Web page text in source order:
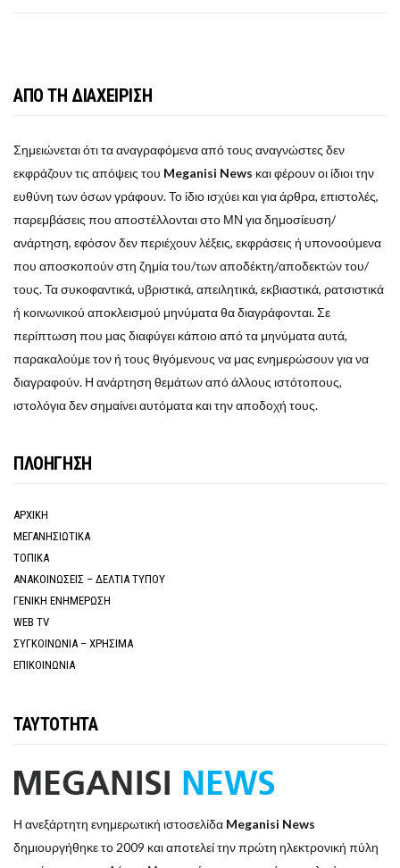
ΑΠΟ ΤΗ ΔΙΑΧΕΙΡΙΣΗ
Σημειώνεται ότι τα αναγραφόμενα από τους αναγνώστες δεν
εκφράζουν τις απόψεις του Meganisi News και φέρουν οι ίδιοι την
ευθύνη των όσων γράφουν. Το ίδιο ισχύει και για άρθρα, επιστολές,
παρεμβάσεις που αποστέλλονται στο ΜΝ για δημοσίευση/
ανάρτηση, εφόσον δεν περιέχουν λέξεις, εκφράσεις ή υπονοούμενα
που αποσκοπούν στη ζημία του/των αποδέκτη/αποδεκτών του/
τους. Τα συκοφαντικά, υβριστικά, απειλητικά, εκβιαστικά, ρατσιστικά
ή κοινωνικού αποκλεισμού μηνύματα θα διαγράφονται. Σε
περίπτωση που μας διαφύγει κάποιο από τα μηνύματα αυτά,
παρακαλούμε τον ή τους θιγόμενους να μας ενημερώσουν για να
διαγραφούν. Η ανάρτηση θεμάτων από άλλους ιστότοπους,
ιστολόγια δεν σημαίνει αυτόματα και την αποδοχή τους.
ΠΛΟΗΓΗΣΗ
ΑΡΧΙΚΗ
ΜΕΓΑΝΗΣΙΩΤΙΚΑ
ΤΟΠΙΚΑ
ΑΝΑΚΟΙΝΩΣΕΙΣ – ΔΕΛΤΙΑ ΤΥΠΟΥ
ΓΕΝΙΚΗ ΕΝΗΜΕΡΩΣΗ
WEB TV
ΣΥΓΚΟΙΝΩΝΙΑ – ΧΡΗΣΙΜΑ
ΕΠΙΚΟΙΝΩΝΙΑ
ΤΑΥΤΟΤΗΤΑ
Η ανεξάρτητη ενημερωτική ιστοσελίδα Meganisi News
δημιουργήθηκε το 2009 και αποτελεί την πρώτη ηλεκτρονική πύλη